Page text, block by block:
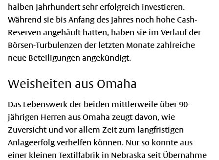
halben Jahrhundert sehr erfolgreich investieren.
Während sie bis Anfang des Jahres noch hohe Cash-
Reserven angehäuft hatten, haben sie im Verlauf der
Börsen-Turbulenzen der letzten Monate zahlreiche
neue Beteiligungen angekündigt.
Weisheiten aus Omaha
Das Lebenswerk der beiden mittlerweile über 90-
jährigen Herren aus Omaha zeugt davon, wie
Zuversicht und vor allem Zeit zum langfristigen
Anlageerfolg verhelfen können. Nur so konnte aus
einer kleinen Textilfabrik in Nebraska seit Übernahme